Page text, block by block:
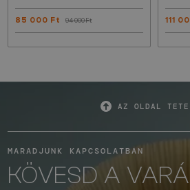
85 000 Ft 94 000 Ft 111
AZ OLDAL
MARADJUNK KAPCSOLATBAN
KÖVESD A